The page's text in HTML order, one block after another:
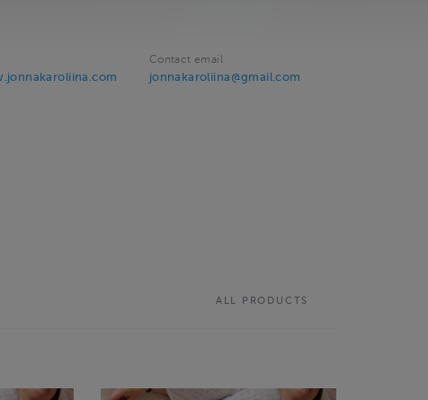
Contact email
jonnakaroliina@gmail.com
ALL PRODUCTS